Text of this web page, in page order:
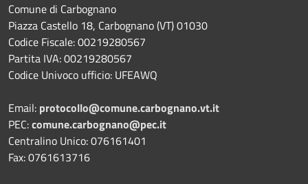
Comune di Carbognano
Piazza Castello 18, Carbognano (VT) 01030
Codice Fiscale: 00219280567
Partita IVA: 00219280567
Codice Univoco ufficio: UFEAWQ
Email: protocollo@comune.carbognano.vt.it
PEC:comune.carbognano@pec.it
Centralino Unico: 076161401
Fax: 0761613716